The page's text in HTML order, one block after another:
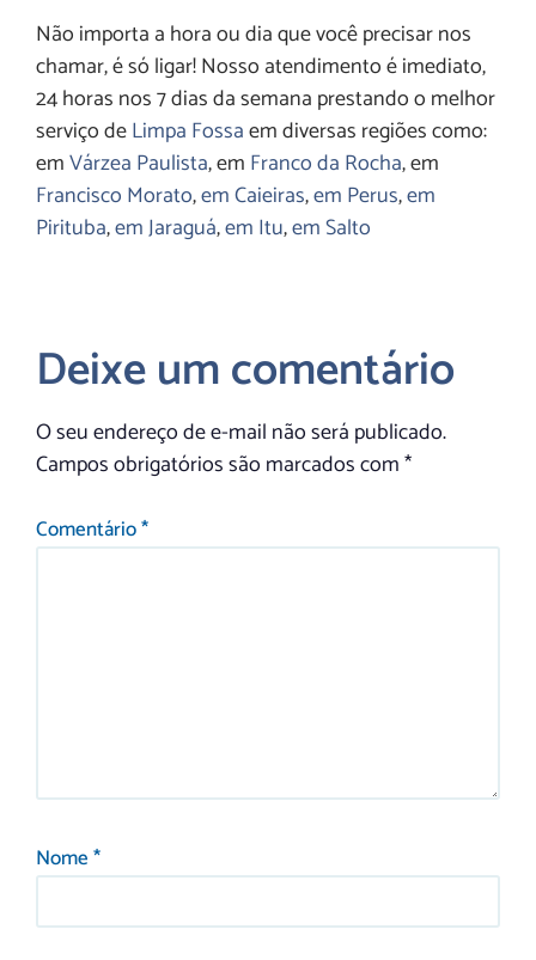
Não importa a hora ou dia que você precisar nos
chamar, é só ligar! Nosso atendimento é imediato,
24 horas nos 7 dias da semana prestando o melhor
serviço deLimpa Fossaem diversas regiões como:
emVárzea Paulista, em Franco da Rocha, em
Francisco Morato,em Caieiras,em Perus,em
Pirituba,em Jaraguá,em Itu,em Salto
Deixe um comentário
O seu endereço de e-mail não será publicado.
Campos obrigatórios são marcados com*
Comentário*
Nome*